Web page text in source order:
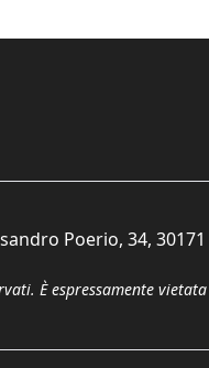
Poerio, 34, 30171
È espressamente